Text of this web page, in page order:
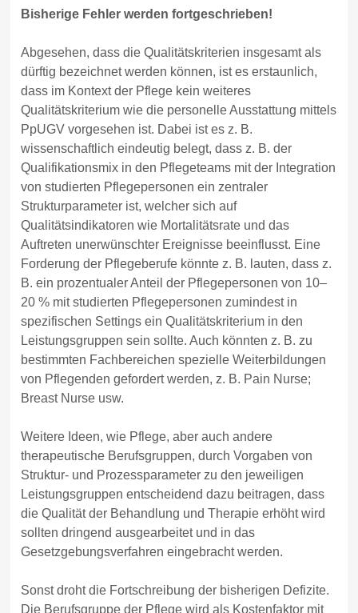
Bisherige Fehler werden fortgeschrieben!
Abgesehen, dass die Qualitätskriterien insgesamt als
dürftig bezeichnet werden können, ist es erstaunlich,
dass im Kontext der Pflege kein weiteres
Qualitätskriterium wie die personelle Ausstattung mittels
PpUGV vorgesehen ist. Dabei ist es z. B.
wissenschaftlich eindeutig belegt, dass z. B. der
Qualifikationsmix in den Pflegeteams mit der Integration
von studierten Pflegepersonen ein zentraler
Strukturparameter ist, welcher sich auf
Qualitätsindikatoren wie Mortalitätsrate und das
Auftreten unerwünschter Ereignisse beeinflusst. Eine
Forderung der Pflegeberufe könnte z. B. lauten, dass z.
B. ein prozentualer Anteil der Pflegepersonen von 10–
20 % mit studierten Pflegepersonen zumindest in
spezifischen Settings ein Qualitätskriterium in den
Leistungsgruppen sein sollte. Auch könnten z. B. zu
bestimmten Fachbereichen spezielle Weiterbildungen
von Pflegenden gefordert werden, z. B. Pain Nurse;
Breast Nurse usw.
Weitere Ideen, wie Pflege, aber auch andere
therapeutische Berufsgruppen, durch Vorgaben von
Struktur- und Prozessparameter zu den jeweiligen
Leistungsgruppen entscheidend dazu beitragen, dass
die Qualität der Behandlung und Therapie erhöht wird
sollten dringend ausgearbeitet und in das
Gesetzgebungsverfahren eingebracht werden.
Sonst droht die Fortschreibung der bisherigen Defizite.
Die Berufsgruppe der Pflege wird als Kostenfaktor mit